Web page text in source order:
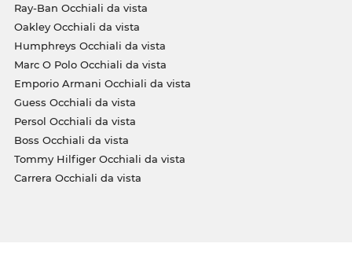
Ray-Ban Occhiali da vista
Oakley Occhiali da vista
Humphreys Occhiali da vista
Marc O Polo Occhiali da vista
Emporio Armani Occhiali da vista
Guess Occhiali da vista
Persol Occhiali da vista
Boss Occhiali da vista
Tommy Hilfiger Occhiali da vista
Carrera Occhiali da vista